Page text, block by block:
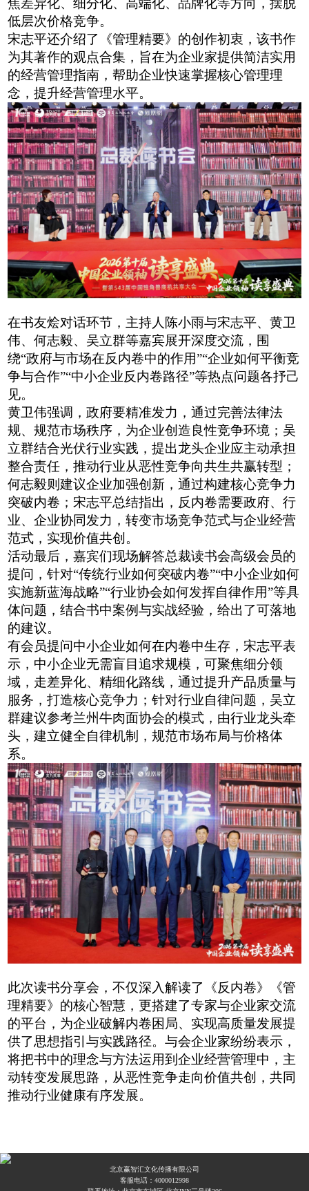
焦差异化、细分化、高端化、品牌化等方向，摆脱
低层次价格竞争。
宋志平还介绍了《管理精要》的创作初衷，该书作
为其著作的观点合集，旨在为企业家提供简洁实用
的经营管理指南，帮助企业快速掌握核心管理理
念，提升经营管理水平。
在书友烩对话环节，主持人陈小雨与宋志平、黄卫
伟、何志毅、吴立群等嘉宾展开深度交流，围
绕“政府与市场在反内卷中的作用”“企业如何平衡竞
争与合作”“中小企业反内卷路径”等热点问题各抒己
见。
黄卫伟强调，政府要精准发力，通过完善法律法
规、规范市场秩序，为企业创造良性竞争环境；吴
立群结合光伏行业实践，提出龙头企业应主动承担
整合责任，推动行业从恶性竞争向共生共赢转型；
何志毅则建议企业加强创新，通过构建核心竞争力
突破内卷；宋志平总结指出，反内卷需要政府、行
业、企业协同发力，转变市场竞争范式与企业经营
范式，实现价值共创。
活动最后，嘉宾们现场解答总裁读书会高级会员的
提问，针对“传统行业如何突破内卷”“中小企业如何
实施新蓝海战略”“行业协会如何发挥自律作用”等具
体问题，结合书中案例与实战经验，给出了可落地
的建议。
有会员提问中小企业如何在内卷中生存，宋志平表
示，中小企业无需盲目追求规模，可聚焦细分领
域，走差异化、精细化路线，通过提升产品质量与
服务，打造核心竞争力；针对行业自律问题，吴立
群建议参考兰州牛肉面协会的模式，由行业龙头牵
头，建立健全自律机制，规范市场布局与价格体
系。
此次读书分享会，不仅深入解读了《反内卷》《管
理精要》的核心智慧，更搭建了专家与企业家交流
的平台，为企业破解内卷困局、实现高质量发展提
供了思想指引与实践路径。与会企业家纷纷表示，
将把书中的理念与方法运用到企业经营管理中，主
动转变发展思路，从恶性竞争走向价值共创，共同
推动行业健康有序发展。
北京赢智汇文化传播有限公司
客服电话： 4000012998